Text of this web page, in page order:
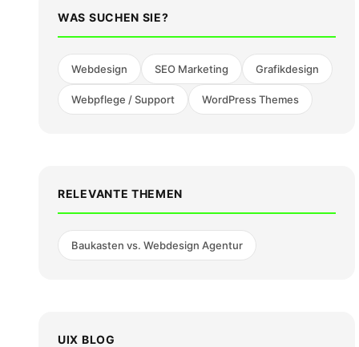
WAS SUCHEN SIE?
Webdesign SEO Marketing Grafikdesign
Webpflege / Support WordPress Themes
RELEVANTE THEMEN
Baukasten vs. Webdesign Agentur
UIX BLOG